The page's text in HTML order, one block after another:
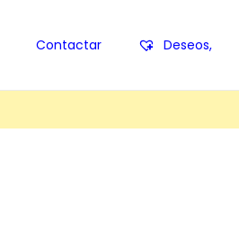
Contactar Deseos,